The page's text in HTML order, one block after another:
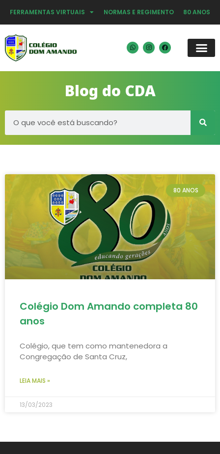
FERRAMENTAS VIRTUAIS NORMAS E REGIMENTO 80 ANOS
Blog do CDA
80 ANOS
Colégio Dom Amando completa 80
anos
Colégio, que tem como mantenedora a
Congregação de Santa Cruz,
LEIA MAIS »
13/03/2023